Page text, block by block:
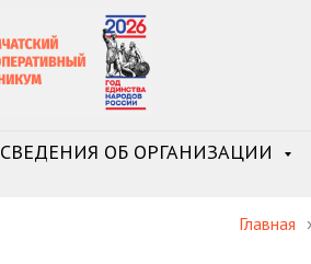
СВЕДЕНИЯ ОБ ОРГАНИЗАЦИИ
Главная